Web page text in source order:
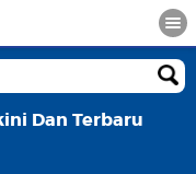
Dan Terbaru